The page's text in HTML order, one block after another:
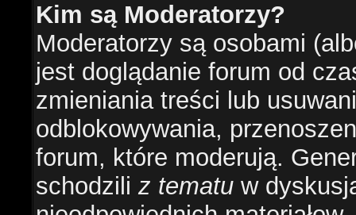
Kim są Moderatorzy?
Moderatorzy są osobami
jest doglądanie forum od
zmieniania treści lub
odblokowywania,
forum, które moderują.
schodzili z tematu w